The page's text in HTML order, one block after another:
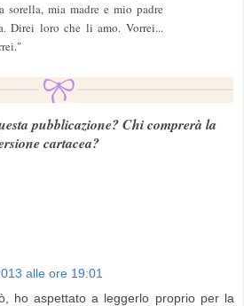
sorella, mia madre e mio padre
Direi loro che li amo. Vorrei...
pubblicazione? Chi comprerà la
cartacea?
alle ore 19:01
ho aspettato a leggerlo proprio per la